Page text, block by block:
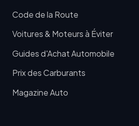
Code de la Route
Voitures & Moteurs à Éviter
Guides d'Achat Automobile
Prix des Carburants
Magazine Auto